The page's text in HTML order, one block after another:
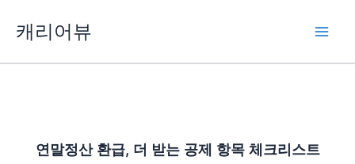
캐리어뷰
연말정산 환급, 더 받는 공제 항목 체크리스트